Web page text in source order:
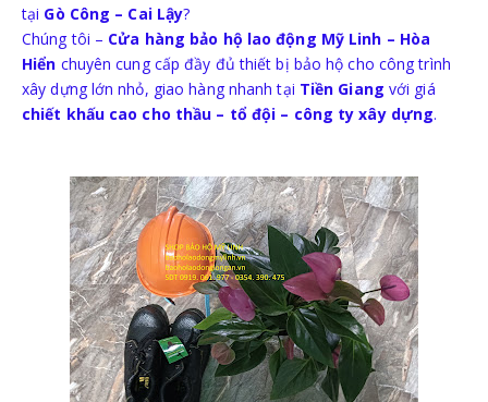
BẢO HỘ MẶT-MẮT
MẶT NẠ-KÍNH HÀN
KÍNH BẢO HỘ
MẶT NẠ BẢO HỘ
TRANG PHỤC BẢO HỘ
tại Gò Công – Cai Lậy?
Chúng tôi – Cửa hàng bảo hộ lao động Mỹ Linh – Hòa
Hiển chuyên cung cấp đầy đủ thiết bị bảo hộ cho công trình
xây dựng lớn nhỏ, giao hàng nhanh tại Tiền Giang với giá
chiết khấu cao cho thầu – tổ đội – công ty xây dựng.